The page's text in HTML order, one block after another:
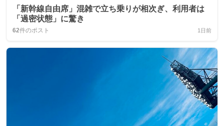
「新幹線自由席」混雑で立ち乗りが相次ぎ、利用者は
「過密状態」に驚き
62件のポスト 1日前